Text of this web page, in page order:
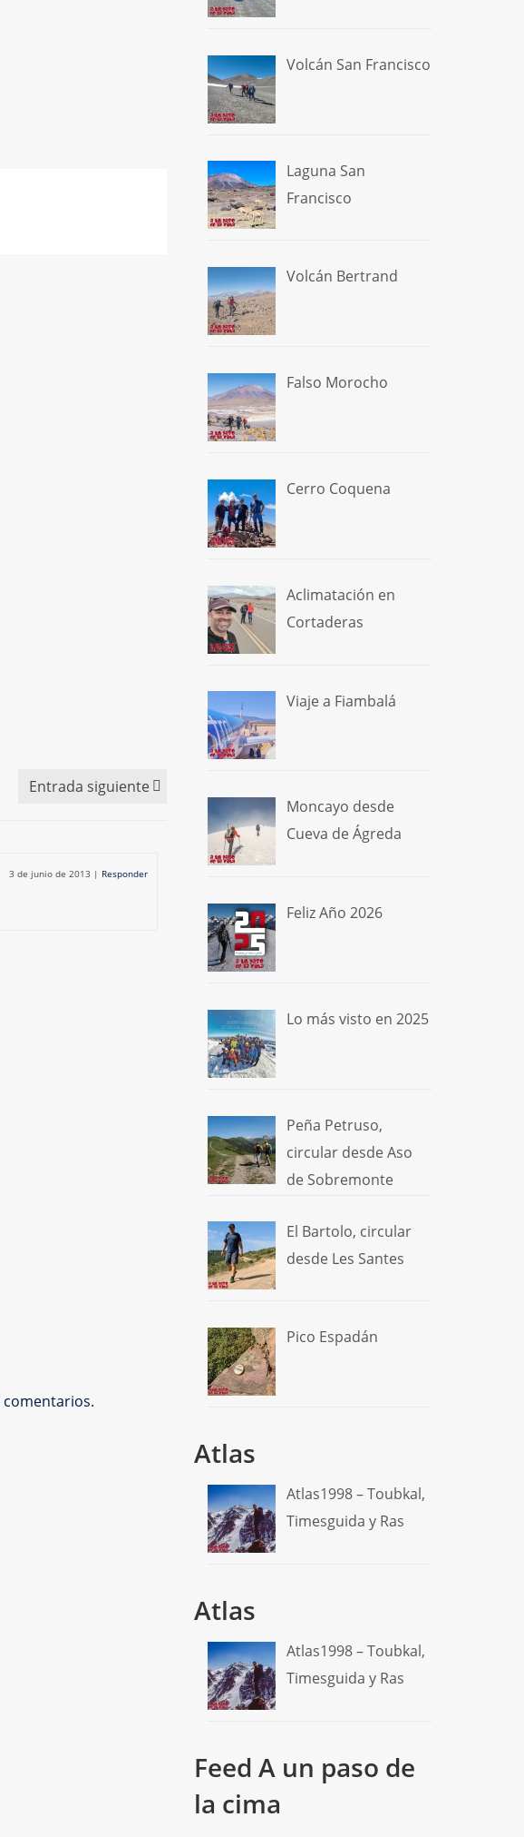
Entrada siguiente
3 de junio de 2013 | Responder
Volcán San Francisco
Laguna San
Francisco
Volcán Bertrand
Falso Morocho
Cerro Coquena
Aclimatación en
Cortaderas
Viaje a Fiambalá
Moncayo desde
Cueva de Ágreda
Feliz Año 2026
Lo más visto en 2025
Peña Petruso,
circular desde Aso
de Sobremonte
El Bartolo, circular
desde Les Santes
Pico Espadán
Atlas
Atlas1998 – Toubkal,
Timesguida y Ras
Atlas
Atlas1998 – Toubkal,
Timesguida y Ras
Feed A un paso de
la cima